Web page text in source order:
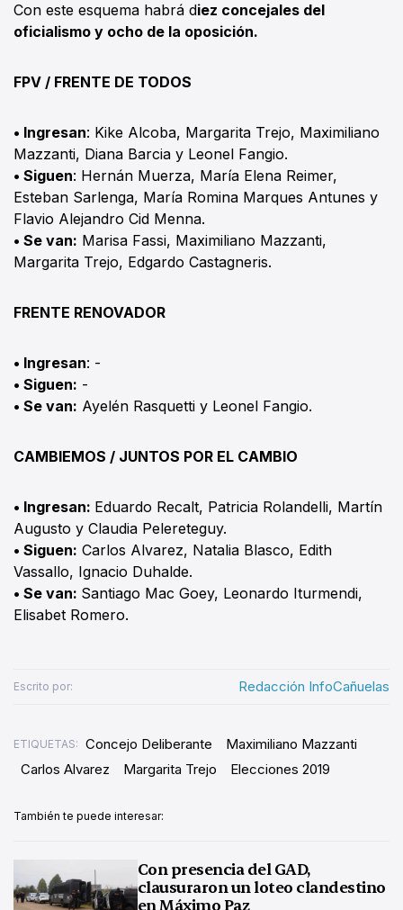
Con este esquema habrá diez concejales del
oficialismo y ocho de la oposición.
FPV / FRENTE DE TODOS
• Ingresan: Kike Alcoba, Margarita Trejo, Maximiliano
Mazzanti, Diana Barcia y Leonel Fangio.
• Siguen: Hernán Muerza, María Elena Reimer,
Esteban Sarlenga, María Romina Marques Antunes y
Flavio Alejandro Cid Menna.
• Se van: Marisa Fassi, Maximiliano Mazzanti,
Margarita Trejo, Edgardo Castagneris.
FRENTE RENOVADOR
• Ingresan: -
• Siguen: -
• Se van: Ayelén Rasquetti y Leonel Fangio.
CAMBIEMOS / JUNTOS POR EL CAMBIO
• Ingresan: Eduardo Recalt, Patricia Rolandelli, Martín
Augusto y Claudia Pelereteguy.
• Siguen: Carlos Alvarez, Natalia Blasco, Edith
Vassallo, Ignacio Duhalde.
• Se van: Santiago Mac Goey, Leonardo Iturmendi,
Elisabet Romero.
Escrito por: Redacción InfoCañuelas
ETIQUETAS: Concejo Deliberante
Maximiliano Mazzanti
Carlos Alvarez
Margarita Trejo Elecciones 2019
También te puede interesar:
Con presencia del GAD,
clausuraron un loteo clandestino
en Máximo Paz